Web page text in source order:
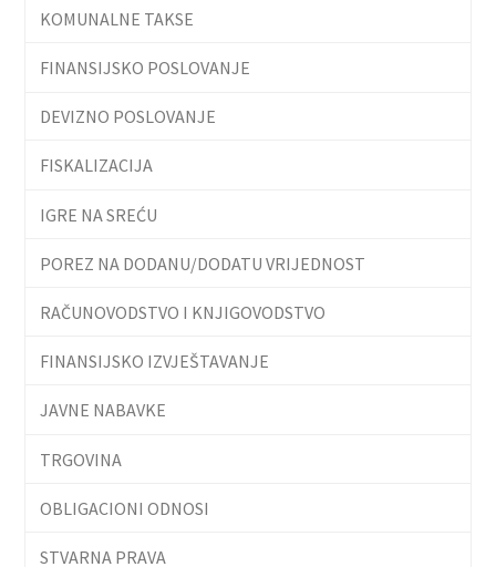
KOMUNALNE TAKSE
FINANSIJSKO POSLOVANJE
DEVIZNO POSLOVANJE
FISKALIZACIJA
IGRE NA SREĆU
POREZ NA DODANU/DODATU VRIJEDNOST
RAČUNOVODSTVO I KNJIGOVODSTVO
FINANSIJSKO IZVJEŠTAVANJE
JAVNE NABAVKE
TRGOVINA
OBLIGACIONI ODNOSI
STVARNA PRAVA